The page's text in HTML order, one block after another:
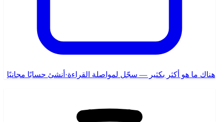
هناك ما هو أكثر بكثير — سجّل لمواصلة القراءة· أنشئ حسابًا مجانيًا